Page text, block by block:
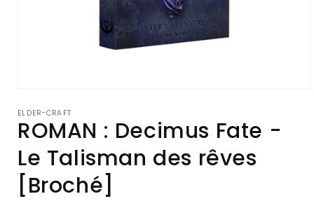
média
1
dans
fenêtre
modale
ELDER-CRAFT
ROMAN : Decimus Fate -
Le Talisman des rêves
[Broché]